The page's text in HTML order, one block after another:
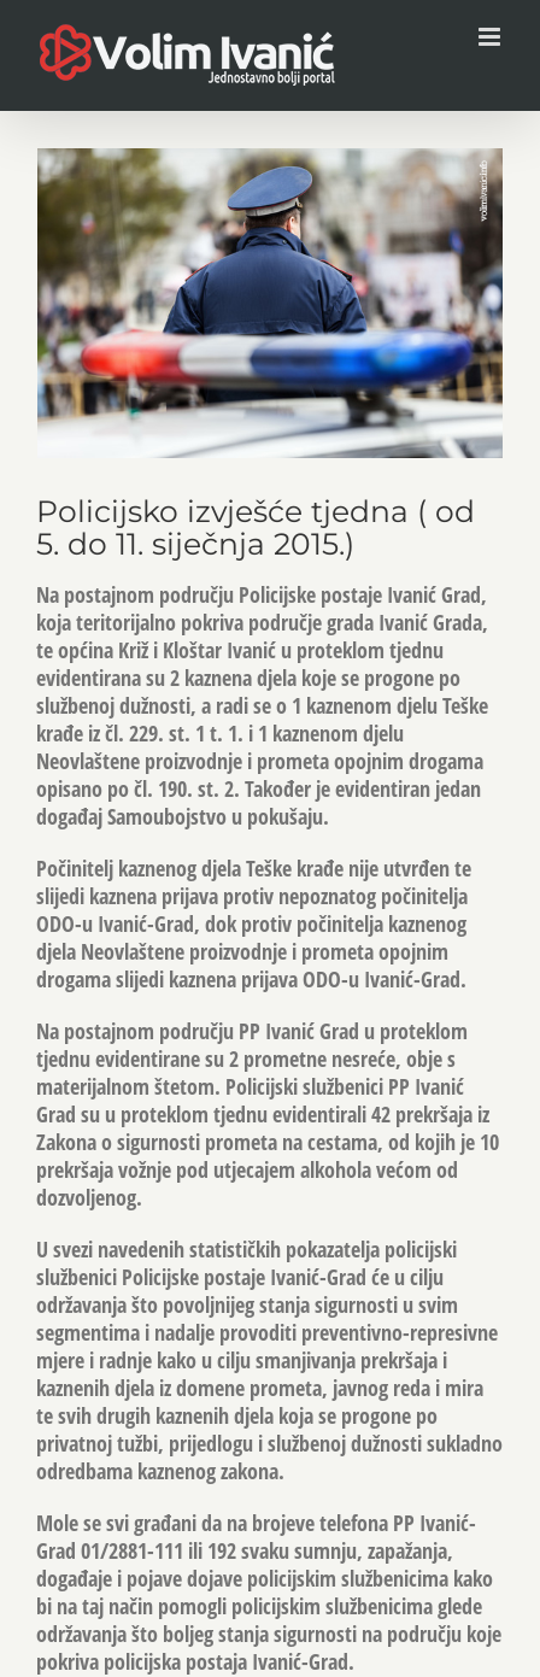
content
View
Larger
Image
Policijsko izvješće tjedna ( od
5. do 11. siječnja 2015.)
Na postajnom području Policijske postaje Ivanić Grad,
koja teritorijalno pokriva područje grada Ivanić Grada,
te općina Križ i Kloštar Ivanić u proteklom tjednu
evidentirana su 2 kaznena djela koje se progone po
službenoj dužnosti, a radi se o 1 kaznenom djelu Teške
krađe iz čl. 229. st. 1 t. 1. i 1 kaznenom djelu
Neovlaštene proizvodnje i prometa opojnim drogama
opisano po čl. 190. st. 2. Također je evidentiran jedan
događaj Samoubojstvo u pokušaju.
Počinitelj kaznenog djela Teške krađe nije utvrđen te
slijedi kaznena prijava protiv nepoznatog počinitelja
ODO-u Ivanić-Grad, dok protiv počinitelja kaznenog
djela Neovlaštene proizvodnje i prometa opojnim
drogama slijedi kaznena prijava ODO-u Ivanić-Grad.
Na postajnom području PP Ivanić Grad u proteklom
tjednu evidentirane su 2 prometne nesreće, obje s
materijalnom štetom. Policijski službenici PP Ivanić
Grad su u proteklom tjednu evidentirali 42 prekršaja iz
Zakona o sigurnosti prometa na cestama, od kojih je 10
prekršaja vožnje pod utjecajem alkohola većom od
dozvoljenog.
U svezi navedenih statističkih pokazatelja policijski
službenici Policijske postaje Ivanić-Grad će u cilju
održavanja što povoljnijeg stanja sigurnosti u svim
segmentima i nadalje provoditi preventivno-represivne
mjere i radnje kako u cilju smanjivanja prekršaja i
kaznenih djela iz domene prometa, javnog reda i mira
te svih drugih kaznenih djela koja se progone po
privatnoj tužbi, prijedlogu i službenoj dužnosti sukladno
odredbama kaznenog zakona.
Mole se svi građani da na brojeve telefona PP Ivanić-
Grad 01/2881-111 ili 192 svaku sumnju, zapažanja,
događaje i pojave dojave policijskim službenicima kako
bi na taj način pomogli policijskim službenicima glede
održavanja što boljeg stanja sigurnosti na području koje
pokriva policijska postaja Ivanić-Grad.